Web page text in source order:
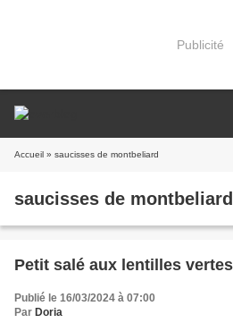
Publicité
Accueil » saucisses de montbeliard
saucisses de montbeliard
Petit salé aux lentilles
Publié le 16/03/2024 à 07:00
Par Doria